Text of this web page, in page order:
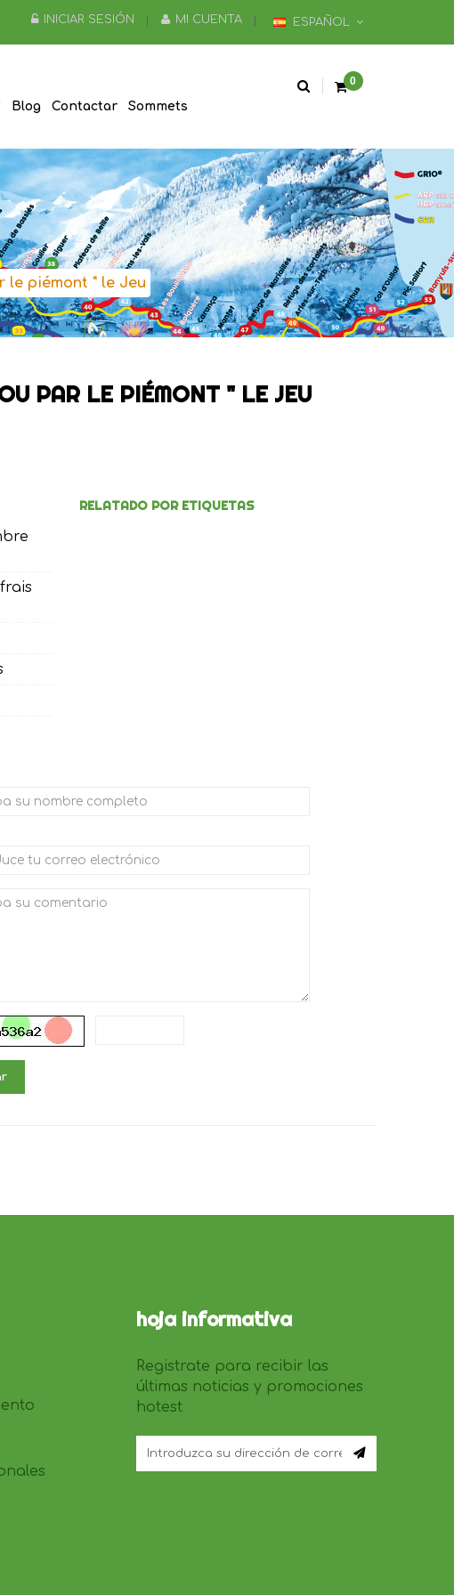
ESPAÑOL
INICIAR SESIÓN MI CUENTA
Blog Contactar Sommets
0
le piémont " le Jeu
PAR LE PIÉMONT " LE JEU
RELATADO POR ETIQUETAS
hoja informativa
Registrate para recibir las
últimas noticias y promociones
hotest